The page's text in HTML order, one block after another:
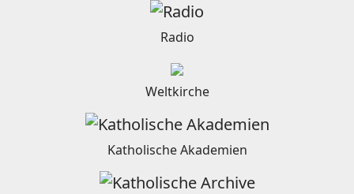
Radio
Weltkirche
Katholische Akademien